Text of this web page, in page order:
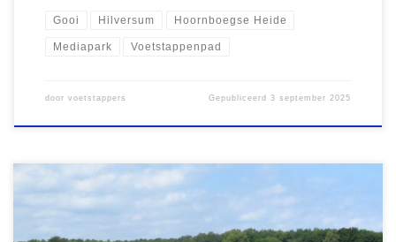
Gooi Hilversum Hoornboegse Heide
Mediapark Voetstappenpad
door voetstappers Gepubliceerd3 september 2025
Het Voetstappenpad rondom Hilversum is een van de oudste